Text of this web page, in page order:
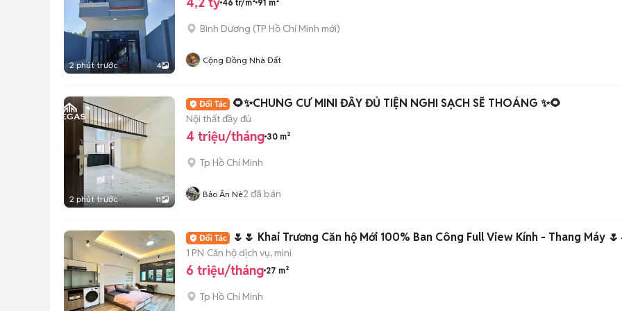
2 phút trước 4
46 tr/m² 91 m²
Bình Dương (TP Hồ Chí Minh mới)
Cộng Đồng Nhà Đất
2 phút trước 11
🌻✨CHUNG CƯ MINI ĐẦY ĐỦ TIỆN NGHI SẠCH SẼ THOÁNG ✨🌻
Nội thất đầy đủ
4 triệu/tháng 30 m²
Tp Hồ Chí Minh
Bảo Ân Nè2 đã bán
🌷🌷 Khai Trương Căn hộ Mới 100% Ban Công Full View Kính - Thang Máy
1 PN Căn hộ dịch vụ, mini
6 triệu/tháng 27 m²
Tp Hồ Chí Minh